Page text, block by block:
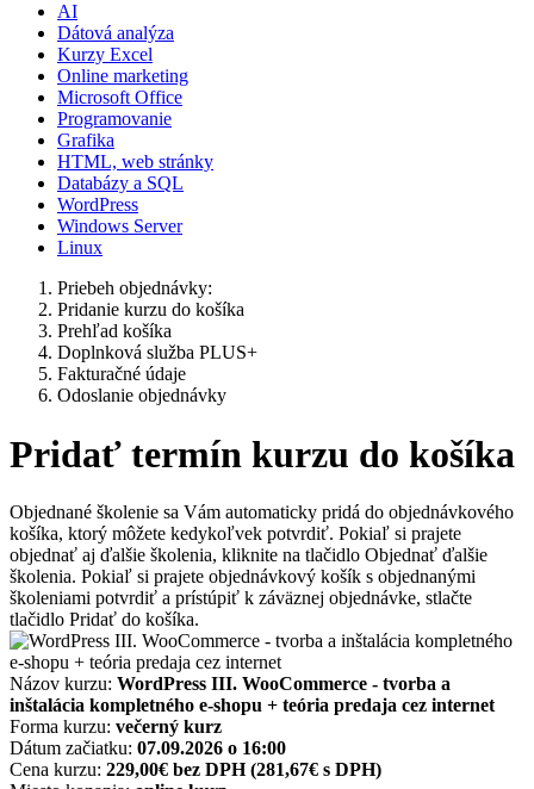
AI
Dátová analýza
Kurzy Excel
Online marketing
Microsoft Office
Programovanie
Grafika
HTML, web stránky
Databázy a SQL
WordPress
Windows Server
Linux
Priebeh objednávky:
Pridanie kurzu do košíka
Prehľad košíka
Doplnková služba PLUS+
Fakturačné údaje
Odoslanie objednávky
Pridať termín kurzu do košíka
Objednané školenie sa Vám automaticky pridá do objednávkového
košíka, ktorý môžete kedykoľvek potvrdiť. Pokiaľ si prajete
objednať aj ďalšie školenia, kliknite na tlačidlo Objednať ďalšie
školenia. Pokiaľ si prajete objednávkový košík s objednanými
školeniami potvrdiť a prístúpiť k záväznej objednávke, stlačte
tlačidlo Pridať do košíka.
Názov kurzu: WordPress III. WooCommerce - tvorba a
inštalácia kompletného e-shopu + teória predaja cez internet
Forma kurzu: večerný kurz
Dátum začiatku: 07.09.2026 o 16:00
Cena kurzu: 229,00€ bez DPH(281,67€ s DPH)